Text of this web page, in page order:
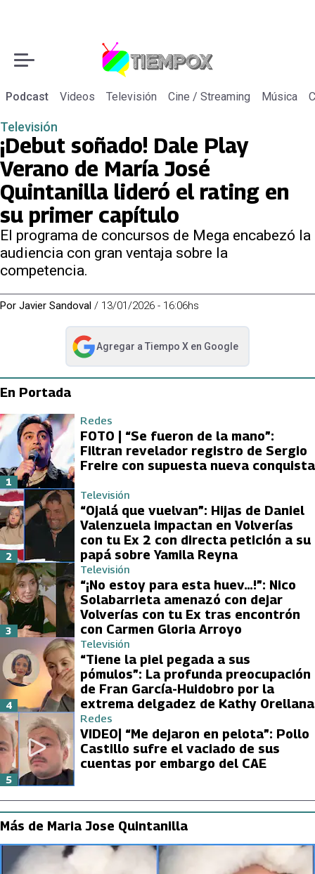
Podcast Videos Televisión Cine / Streaming Música
Televisión
¡Debut soñado! Dale Play
Verano de María José
Quintanilla lideró el rating en
su primer capítulo
El programa de concursos de Mega encabezó la
audiencia con gran ventaja sobre la
competencia.
Por Javier Sandoval / 13/01/2026 - 16:06hs
Agregar a Tiempo Xen Google
abre en nueva pestaña
En Portada
Redes
FOTO | “Se fueron de la mano”:
Filtran revelador registro de Sergio
Freire con supuesta nueva conquista
1
Televisión
“Ojalá que vuelvan”: Hijas de Daniel
Valenzuela impactan en Volverías
con tu Ex 2 con directa petición a su
papá sobre Yamila Reyna
2
Televisión
“¡No estoy para esta huev…!”: Nico
Solabarrieta amenazó con dejar
Volverías con tu Ex tras encontrón
con Carmen Gloria Arroyo
3
Televisión
“Tiene la piel pegada a sus
pómulos”: La profunda preocupación
de Fran García-Huidobro por la
extrema delgadez de Kathy Orellana
4
Redes
VIDEO| “Me dejaron en pelota”: Pollo
Castillo sufre el vaciado de sus
cuentas por embargo del CAE
5
Más de Maria Jose Quintanilla